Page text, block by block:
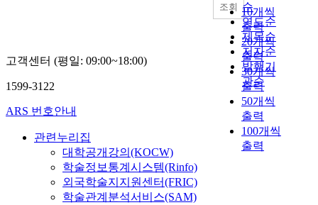
순
연도순
제목순
저자순
발행기
관순
10개씩
출력
20개씩
출력
30개씩
출력
50개씩
출력
100개씩
출력
조회
고객센터 (평일: 09:00~18:00)
1599-3122
ARS 번호안내
관련누리집
대학공개강의(KOCW)
학술정보통계시스템(Rinfo)
외국학술지지원센터(FRIC)
학술관계분석서비스(SAM)